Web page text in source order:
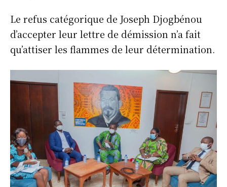
Le refus catégorique de Joseph Djogbénou
d’accepter leur lettre de démission n’a fait
qu’attiser les flammes de leur détermination.